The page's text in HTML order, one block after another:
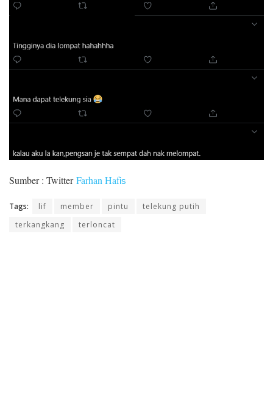
Sumber : TwitterFarhan Hafis
Tags: lif member pintu
telekung putih
terkangkang
terloncat